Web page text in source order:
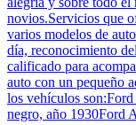
novios.Servicios que
varios modelos de
día, reconocimiento
calificado para
auto con un pequeño
los vehículos
negro, año 1930Ford